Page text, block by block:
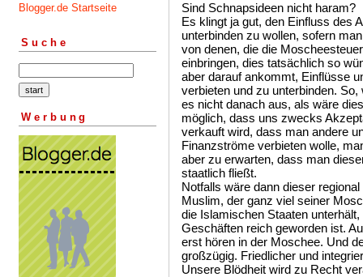
Blogger.de Startseite
Suche
Werbung
Sind Schnapsideen nicht haram?
Es klingt ja gut, den Einfluss des
unterbinden zu wollen, sofern
von denen, die die
einbringen, dies tatsächlich so
aber darauf ankommt, Einflüsse
verbieten und zu unterbinden.
es nicht danach aus, als wäre
möglich, dass uns zwecks
verkauft wird, dass man andere
Finanzströme verbieten wolle,
aber zu erwarten, dass man
staatlich fließt.
Notfalls wäre dann dieser
Muslim, der ganz viel seiner
die Islamischen Staaten
Geschäften reich geworden ist.
erst hören in der Moschee. Und
großzügig. Friedlicher und
Unsere Blödheit wird zu Recht